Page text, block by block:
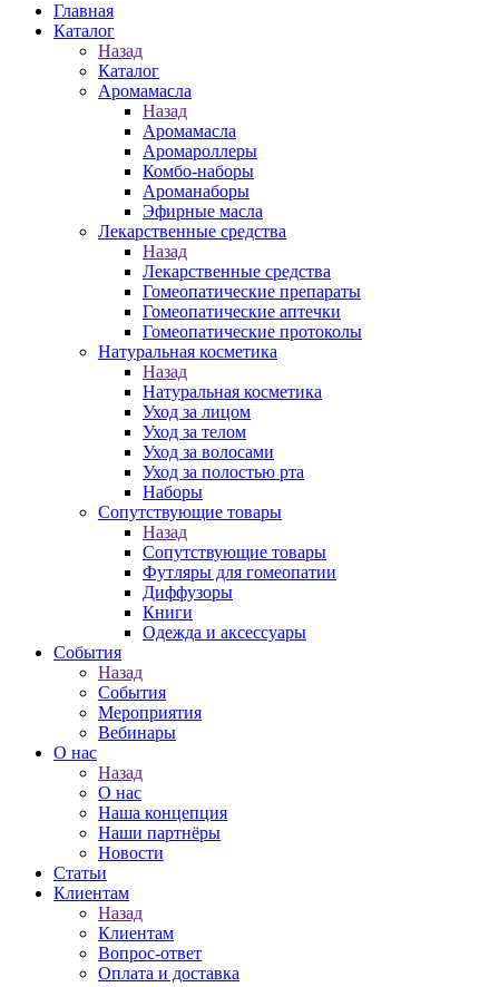
Главная
Каталог
Назад
Каталог
Аромамасла
Назад
Аромамасла
Аромароллеры
Комбо-наборы
Ароманаборы
Эфирные масла
Лекарственные средства
Назад
Лекарственные средства
Гомеопатические препараты
Гомеопатические аптечки
Гомеопатические протоколы
Натуральная косметика
Назад
Натуральная косметика
Уход за лицом
Уход за телом
Уход за волосами
Уход за полостью рта
Наборы
Сопутствующие товары
Назад
Сопутствующие товары
Футляры для гомеопатии
Диффузоры
Книги
Одежда и аксессуары
События
Назад
События
Мероприятия
Вебинары
О нас
Назад
О нас
Наша концепция
Наши партнёры
Новости
Статьи
Клиентам
Назад
Клиентам
Вопрос-ответ
Оплата и доставка